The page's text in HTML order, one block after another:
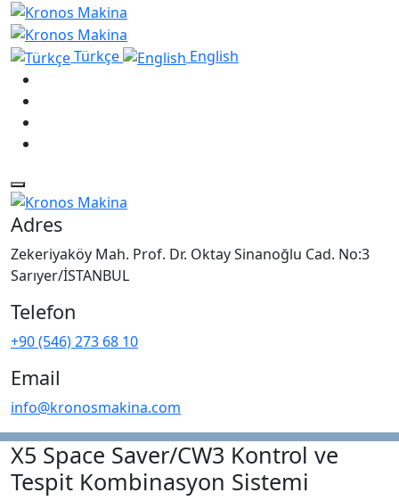
Türkçe English
Adres
Zekeriyaköy Mah. Prof. Dr. Oktay Sinanoğlu Cad. No:3
Sarıyer/İSTANBUL
Telefon
+90 (546) 273 68 10
Email
info@kronosmakina.com
X5 Space Saver/CW3 Kontrol ve
Tespit Kombinasyon Sistemi